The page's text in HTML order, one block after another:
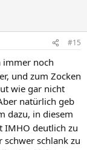
#15
immer noch
und zum Zocken
wie gar nicht
natürlich geb
dazu, in diesem
IMHO deutlich zu
schwer schlank zu